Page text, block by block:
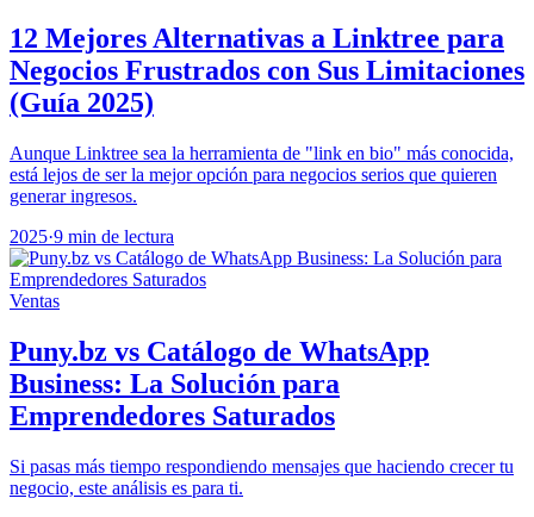
12 Mejores Alternativas a Linktree para
Negocios Frustrados con Sus Limitaciones
(Guía 2025)
Aunque Linktree sea la herramienta de "link en bio" más conocida,
está lejos de ser la mejor opción para negocios serios que quieren
generar ingresos.
2025·9 min de lectura
Ventas
Puny.bz vs Catálogo de WhatsApp
Business: La Solución para
Emprendedores Saturados
Si pasas más tiempo respondiendo mensajes que haciendo crecer tu
negocio, este análisis es para ti.